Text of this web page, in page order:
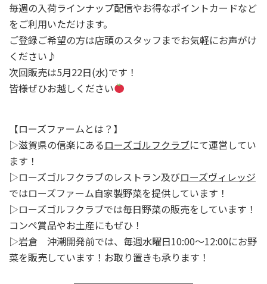
毎週の入荷ラインナップ配信やお得なポイントカードなど
をご利用いただけます。
ご登録ご希望の方は店頭のスタッフまでお気軽にお声がけ
ください♪
次回販売は5月22日(水)です！
皆様ぜひお越しください
【ローズファームとは？】
▷滋賀県の信楽にあるローズゴルフクラブにて運営してい
ます！
▷ローズゴルフクラブのレストラン及びローズヴィレッジ
ではローズファーム自家製野菜を提供しています！
▷ローズゴルフクラブでは毎日野菜の販売をしています！
コンペ賞品やお土産にもぜひ！
▷岩倉 沖潮開発前では、毎週水曜日10:00～12:00にお野
菜を販売しています！お取り置きも承ります！